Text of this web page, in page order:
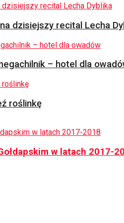
dzisiejszy recital Lecha
– hotel dla
roślinkę
w latach 2017-